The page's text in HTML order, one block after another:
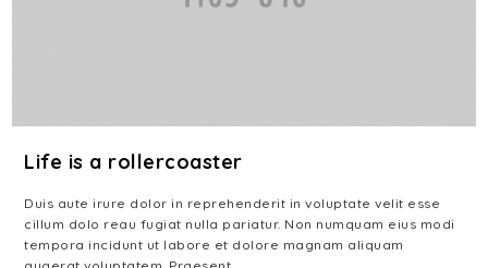
Life is a rollercoaster
Duis aute irure dolor in reprehenderit in voluptate velit esse
cillum dolo reau fugiat nulla pariatur. Non numquam eius modi
tempora incidunt ut labore et dolore magnam aliquam